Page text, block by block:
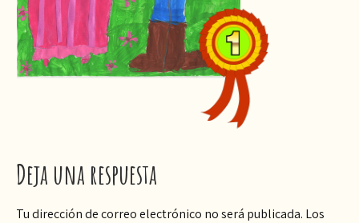
Deja una respuesta
Tu dirección de correo electrónico no será publicada. Los